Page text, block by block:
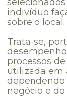
indivíduo
sobre o local.
Trata-se,
processos
utilizada em
dependendo
negócio e